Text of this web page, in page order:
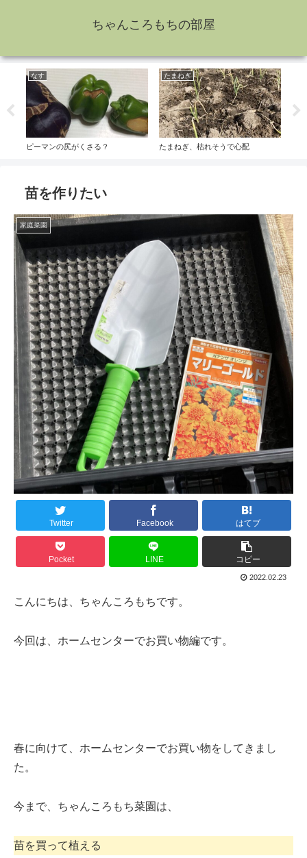
ちゃんころもちの部屋
なす
ピーマンの尻がくさる？
たまねぎ
たまねぎ、枯れそうで心配
苗を作りたい
家庭菜園
Twitter Facebook はてブ
Pocket LINE コピー
2022.02.23
こんにちは、ちゃんころもちです。
今回は、ホームセンターでお買い物編です。
春に向けて、ホームセンターでお買い物をしてきまし
た。
今まで、ちゃんころもち菜園は、
苗を買って植える